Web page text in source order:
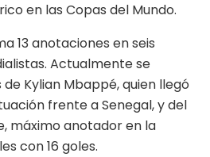
en las Copas del Mundo.
13 anotaciones en seis
Actualmente se
Kylian Mbappé, quien llegó
frente a Senegal, y del
máximo anotador en la
con 16 goles.